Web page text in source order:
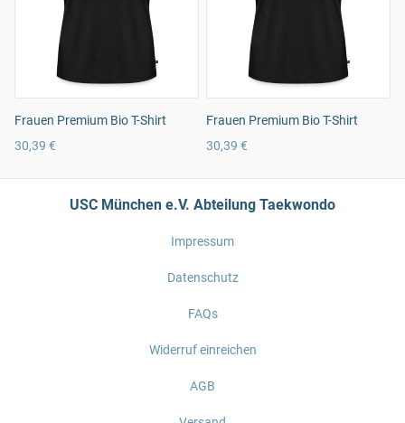
Frauen Premium Bio T-Shirt
30,39 €
Frauen Premium Bio T-Shirt
30,39 €
USC München e.V. Abteilung Taekwondo
Impressum
Datenschutz
FAQs
Widerruf einreichen
AGB